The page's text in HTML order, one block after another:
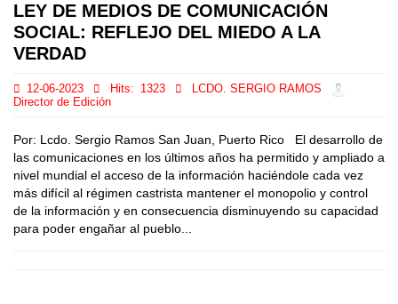
LEY DE MEDIOS DE COMUNICACIÓN
SOCIAL: REFLEJO DEL MIEDO A LA
VERDAD
12-06-2023 Hits: 1323
LCDO. SERGIO RAMOS
Director de Edición
Por: Lcdo. Sergio Ramos San Juan, Puerto Rico El desarrollo de
las comunicaciones en los últimos años ha permitido y ampliado a
nivel mundial el acceso de la información haciéndole cada vez
más difícil al régimen castrista mantener el monopolio y control
de la información y en consecuencia disminuyendo su capacidad
para poder engañar al pueblo...